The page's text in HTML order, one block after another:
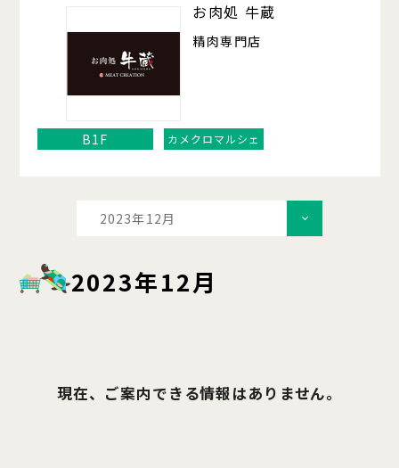
お肉処 牛蔵
精肉専門店
B1F カメクロマルシェ
2023年12月
2023年12月
現在、ご案内できる情報はありません。